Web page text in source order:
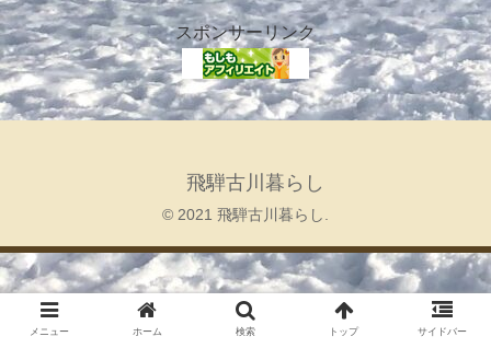
スポンサーリンク
飛騨古川暮らし
© 2021 飛騨古川暮らし.
メニュー ホーム 検索 トップ サイドバー